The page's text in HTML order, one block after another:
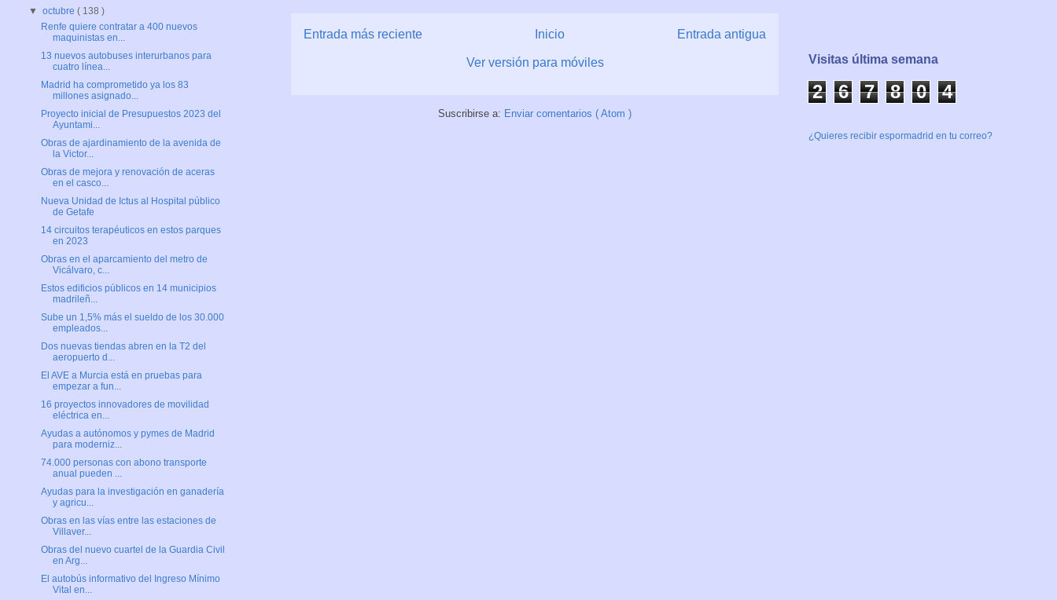
Entrada más reciente Entrada antigua
Inicio
Ver versión para móviles
Suscribirse a: Enviar comentarios ( Atom )
▼octubre( 138 )
Renfe quiere contratar a 400 nuevos
maquinistas en...
13 nuevos autobuses interurbanos para
cuatro línea...
Madrid ha comprometido ya los 83
millones asignado...
Proyecto inicial de Presupuestos 2023 del
Ayuntami...
Obras de ajardinamiento de la avenida de
la Victor...
Obras de mejora y renovación de aceras
en el casco...
Nueva Unidad de Ictus al Hospital público
de Getafe
14 circuitos terapéuticos en estos parques
en 2023
Obras en el aparcamiento del metro de
Vicálvaro, c...
Estos edificios públicos en 14 municipios
madrileñ...
Sube un 1,5% más el sueldo de los 30.000
empleados...
Dos nuevas tiendas abren en la T2 del
aeropuerto d...
El AVE a Murcia está en pruebas para
empezar a fun...
16 proyectos innovadores de movilidad
eléctrica en...
Ayudas a autónomos y pymes de Madrid
para moderniz...
74.000 personas con abono transporte
anual pueden ...
Ayudas para la investigación en ganadería
y agricu...
Obras en las vías entre las estaciones de
Villaver...
Obras del nuevo cuartel de la Guardia Civil
en Arg...
El autobús informativo del Ingreso Mínimo
Vital en...
Visitas última semana
2 6 7 8 0 4
¿Quieres recibir espormadrid en tu correo?